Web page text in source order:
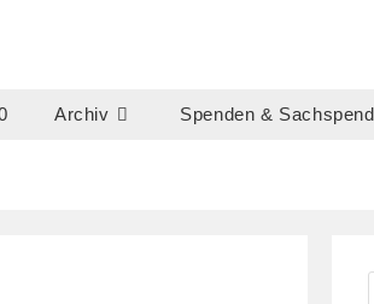
Archiv Spenden &